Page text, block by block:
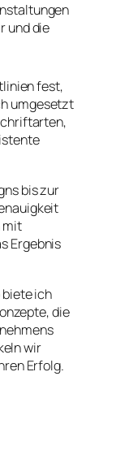
und die
fest,
umgesetzt
bis zur
mit
Ergebnis
ich
die
wir
Erfolg.